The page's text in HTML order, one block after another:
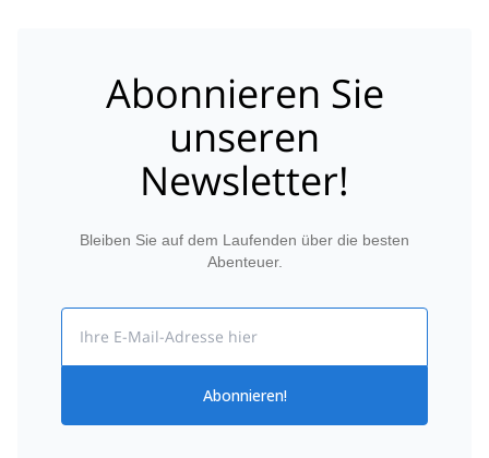
Abonnieren Sie
unseren
Newsletter!
Bleiben Sie auf dem Laufenden über die besten
Abenteuer.
Abonnieren!